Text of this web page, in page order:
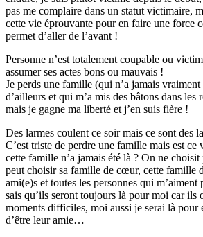
pas me complaire dans un statut victimaire,
cette vie éprouvante pour en faire une force
permet d’aller de l’avant !
Personne n’est totalement coupable ou
assumer ses actes bons ou mauvais !
Je perds une famille (qui n’a jamais
d’ailleurs et qui m’a mis des bâtons dans les
mais je gagne ma liberté et j’en suis fière !
Des larmes coulent ce soir mais ce sont des
C’est triste de perdre une famille mais est ce
cette famille n’a jamais été là ? On ne
peut choisir sa famille de cœur, cette famille
ami(e)s et toutes les personnes qui m’aiment
sais qu’ils seront toujours là pour moi car ils
moments difficiles, moi aussi je serai là pour
d’être leur amie…